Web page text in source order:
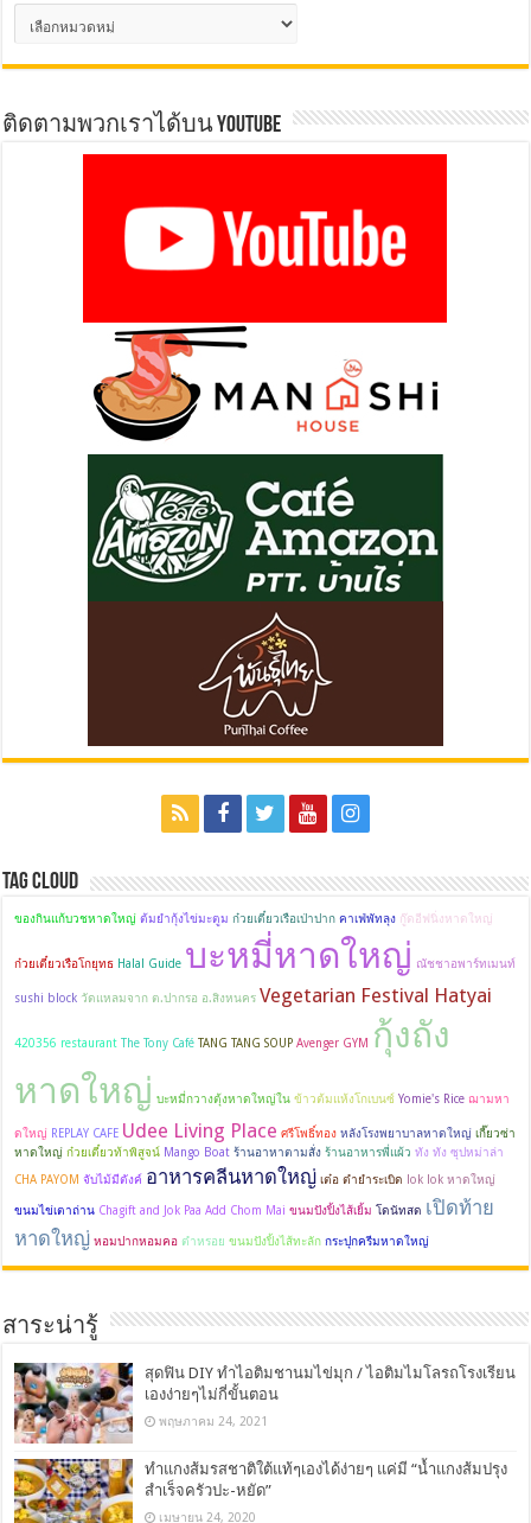
Category
ติดตามพวกเราได้บน YOUTUBE
Tag Cloud
ของกินแก้บวชหาดใหญ่ ต้มยำกุ้งไข่มะตูม ก๋วยเตี๋ยวเรือเป่าปาก คาเฟ่พัทลุง กู๊ดอีฟนิ่งหาดใหญ่
ก๋วยเตี๋ยวเรือโกยุทธ Halal Guide บะหมี่หาดใหญ่ ณัชชาอพาร์ทเมนท์
sushi block วัดแหลมจาก ต.ปากรอ อ.สิงหนคร Vegetarian Festival Hatyai
420356 restaurant The Tony Café TANG TANG SOUP Avenger GYM
กุ้งถัง
หาดใหญ่ บะหมี่กวางตุ้งหาดใหญ่ใน ข้าวต้มแห้งโกเบนซ์ Yomie's Rice ฌามหา
ดใหญ่ REPLAY CAFE Udee Living Place ศรีโพธิ์ทอง หลังโรงพยาบาลหาดใหญ่ เกี๊ยวซ่า
หาดใหญ่ ก๋วยเตี๋ยวท้าพิสูจน์ Mango Boat ร้านอาหาตามสั่ง ร้านอาหารพี่แผ้ว ทัง ทัง ซุปหม่าล่า
CHA PAYOM จับไม้มีตังค์ อาหารคลีนหาดใหญ่ เต๋อ ตำยำระเบิด lok lok หาดใหญ่
ขนมไข่เตาถ่าน Chagift and Jok Paa Add Chom Mai ขนมปังปิ้งไส้เยิ้ม โดนัทสด เปิดท้าย
หาดใหญ่ หอมปากหอมคอ ตำหรอย ขนมปังปิ้งไส้ทะลัก กระปุกครีมหาดใหญ่
สาระน่ารู้
สุดฟิน DIY ทำไอติมชานมไข่มุก / ไอติมไมโลรถโรงเรียน
เองง่ายๆไม่กี่ขั้นตอน
พฤษภาคม 24, 2021
ทำแกงส้มรสชาติใต้แท้ๆเองได้ง่ายๆ แค่มี “น้ำแกงส้มปรุง
สำเร็จครัวปะ-หยัด”
เมษายน 24, 2020